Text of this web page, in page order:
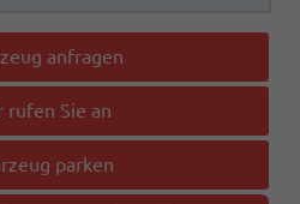
anfragen
rufen Sie an
parken